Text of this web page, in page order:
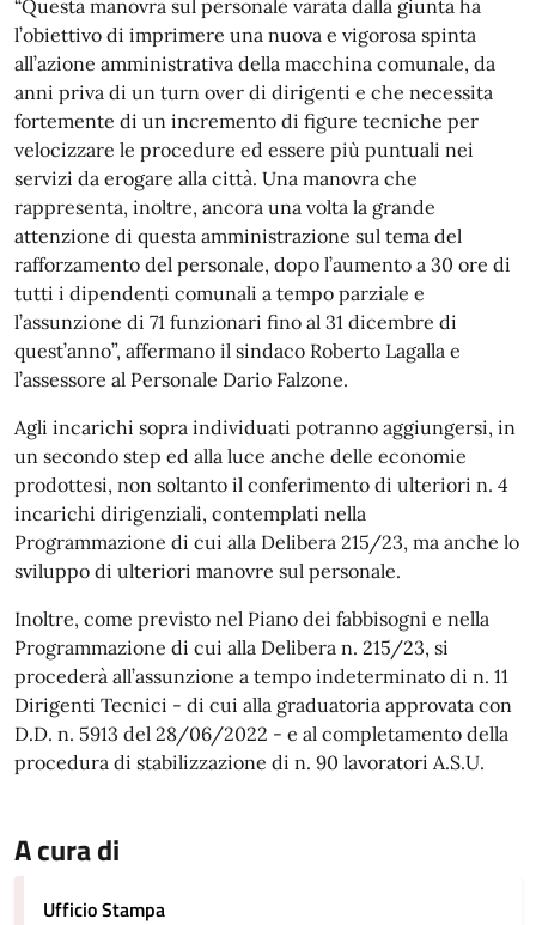
“Questa manovra sul personale varata dalla giunta ha
l’obiettivo di imprimere una nuova e vigorosa spinta
all’azione amministrativa della macchina comunale, da
anni priva di un turn over di dirigenti e che necessita
fortemente di un incremento di figure tecniche per
velocizzare le procedure ed essere più puntuali nei
servizi da erogare alla città. Una manovra che
rappresenta, inoltre, ancora una volta la grande
attenzione di questa amministrazione sul tema del
rafforzamento del personale, dopo l’aumento a 30 ore di
tutti i dipendenti comunali a tempo parziale e
l’assunzione di 71 funzionari fino al 31 dicembre di
quest’anno”, affermano il sindaco Roberto Lagalla e
l’assessore al Personale Dario Falzone.
Agli incarichi sopra individuati potranno aggiungersi, in
un secondo step ed alla luce anche delle economie
prodottesi, non soltanto il conferimento di ulteriori n. 4
incarichi dirigenziali, contemplati nella
Programmazione di cui alla Delibera 215/23, ma anche lo
sviluppo di ulteriori manovre sul personale.
Inoltre, come previsto nel Piano dei fabbisogni e nella
Programmazione di cui alla Delibera n. 215/23, si
procederà all’assunzione a tempo indeterminato di n. 11
Dirigenti Tecnici - di cui alla graduatoria approvata con
D.D. n. 5913 del 28/06/2022 - e al completamento della
procedura di stabilizzazione di n. 90 lavoratori A.S.U.
A cura di
Ufficio Stampa